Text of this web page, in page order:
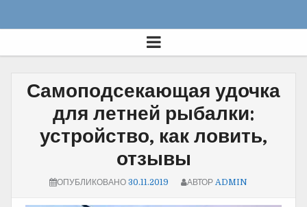
Самоподсекающая удочка
для летней рыбалки:
устройство, как ловить,
отзывы
ОПУБЛИКОВАНО 30.11.2019 АВТОР ADMIN